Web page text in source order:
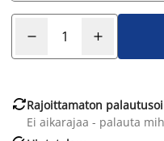
Rajoittamaton
Ei aikarajaa - palauta